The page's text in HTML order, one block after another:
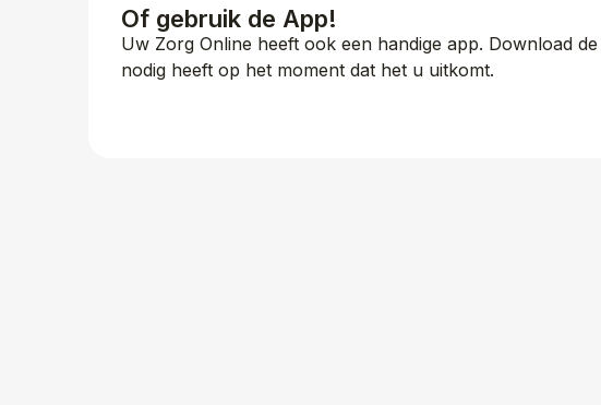
Of gebruik de App!
Uw Zorg Online heeft ook een handige app. Download
nodig heeft op het moment dat het u uitkomt.